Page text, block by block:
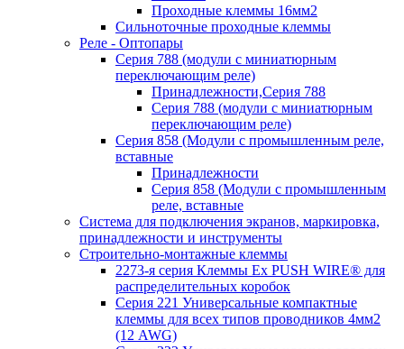
Проходные клеммы 16мм2
Сильноточные проходные клеммы
Реле - Оптопары
Серия 788 (модули с миниатюрным
переключающим реле)
Принадлежности,Серия 788
Серия 788 (модули с миниатюрным
переключающим реле)
Серия 858 (Модули с промышленным реле,
вставные
Принадлежности
Серия 858 (Модули с промышленным
реле, вставные
Система для подключения экранов, маркировка,
принадлежности и инструменты
Строительно-монтажные клеммы
2273-я серия Клеммы Ex PUSH WIRE® для
распределительных коробок
Серия 221 Универсальные компактные
клеммы для всех типов проводников 4мм2
(12 AWG)